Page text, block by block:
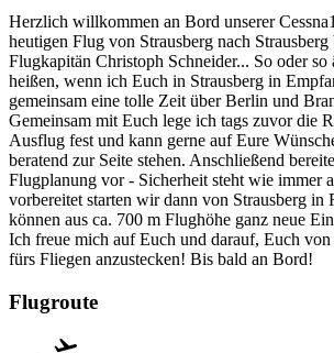
Herzlich willkommen an Bord unserer
heutigen Flug von Strausberg nach
Flugkapitän Christoph Schneider... So oder so
heißen, wenn ich Euch in Strausberg in
gemeinsam eine tolle Zeit über Berlin und
Gemeinsam mit Euch lege ich tags zuvor die
Ausflug fest und kann gerne auf Eure
beratend zur Seite stehen. Anschließend
Flugplanung vor - Sicherheit steht wie immer
vorbereitet starten wir dann von Strausberg in
können aus ca. 700 m Flughöhe ganz neue
Ich freue mich auf Euch und darauf, Euch
fürs Fliegen anzustecken! Bis bald an Bord!
Flugroute